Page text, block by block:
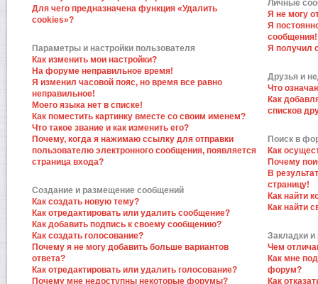
Для чего предназначена функция «Удалить
cookies»?
Параметры и настройки пользователя
Как изменить мои настройки?
На форуме неправильное время!
Я изменил часовой пояс, но время все равно
неправильное!
Моего языка нет в списке!
Как поместить картинку вместе со своим именем?
Что такое звание и как изменить его?
Почему, когда я нажимаю ссылку для отправки
пользователю электронного сообщения, появляется
страница входа?
Создание и размещение сообщений
Как создать новую тему?
Как отредактировать или удалить сообщение?
Как добавить подпись к своему сообщению?
Как создать голосование?
Почему я не могу добавить больше вариантов
ответа?
Как отредактировать или удалить голосование?
Почему мне недоступны некоторые форумы?
Личные
Я не могу
Я
сообщения!
Я получил
Друзья и
Что
Как
списков
Поиск в
Как
Почему
В
страницу!
Как найти
Как найти
Закладки и
Чем
Как мне
форум?
Как